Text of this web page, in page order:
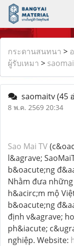
กระดานสนทนา >
ผู้รับเหมา >
saomaitv(45
8 พ.ค. 2569 20:34
Sao Mai TV
l&agrave;
b&oacute;ng
Nhằm đưa
h&acirc;m mộ
b&oacute;ng
định v&agrave;
ph&iacute;
nghiệp. Website: